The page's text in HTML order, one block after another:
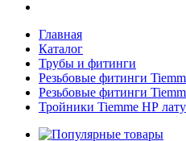
Главная
Каталог
Трубы и фитинги
Резьбовые фитинги
Резьбовые фитинги
Тройники Tiemme НР